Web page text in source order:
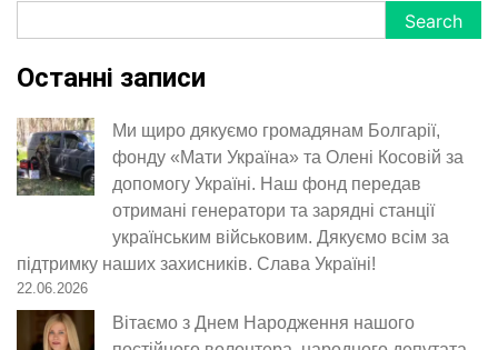
Search
Останні записи
Ми щиро дякуємо громадянам Болгарії,
фонду «Мати Україна» та Олені Косовій за
допомогу Україні. Наш фонд передав
отримані генератори та зарядні станції
українським військовим. Дякуємо всім за
підтримку наших захисників. Слава Україні!
22.06.2026
Вітаємо з Днем Народження нашого